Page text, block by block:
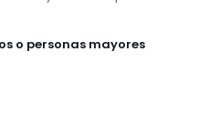
o personas mayores